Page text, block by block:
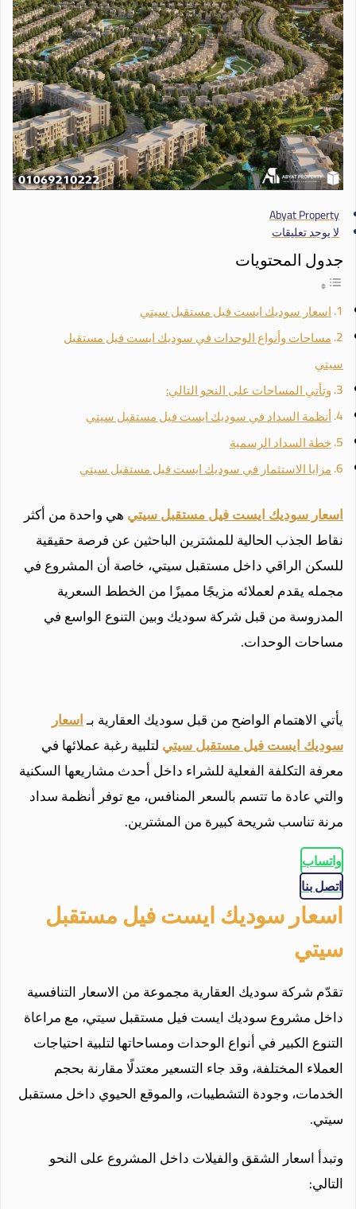
Abyat Property
لا يوجد تعليقات
جدول المحتويات
اسعار سوديك ايست فيل مستقبل سيتي
مساحات وأنواع الوحدات في سوديك ايست فيل مستقبل
سيتي
وتأتي المساحات على النحو التالي:
أنظمة السداد في سوديك ايست فيل مستقبل سيتي
خطة السداد الرسمية
مزايا الاستثمار في سوديك ايست فيل مستقبل سيتي
اسعار سوديك ايست فيل مستقبل سيتيهي واحدة من أكثر
نقاط الجذب الحالية للمشترين الباحثين عن فرصة حقيقية
للسكن الراقي داخل مستقبل سيتي، خاصة أن المشروع في
مجمله يقدم لعملائه مزيجًا مميزًا من الخطط السعرية
المدروسة من قبل شركة سوديك وبين التنوع الواسع في
مساحات الوحدات.
يأتي الاهتمام الواضح من قبل سوديك العقارية بـاسعار
سوديك ايست فيل مستقبل سيتيلتلبية رغبة عملائها في
معرفة التكلفة الفعلية للشراء داخل أحدث مشاريعها السكنية
والتي عادة ما تتسم بالسعر المنافس، مع توفر أنظمة سداد
مرنة تناسب شريحة كبيرة من المشترين.
واتساب
اتصل بنا
اسعار سوديك ايست فيل مستقبل
سيتي
تقدّم شركة سوديك العقارية مجموعة من الاسعار التنافسية
داخل مشروع سوديك ايست فيل مستقبل سيتي، مع مراعاة
التنوع الكبير في أنواع الوحدات ومساحاتها لتلبية احتياجات
العملاء المختلفة، وقد جاء التسعير معتدلًا مقارنة بحجم
الخدمات، وجودة التشطيبات، والموقع الحيوي داخل مستقبل
سيتي.
وتبدأ اسعار الشقق والفيلات داخل المشروع على النحو
التالي: